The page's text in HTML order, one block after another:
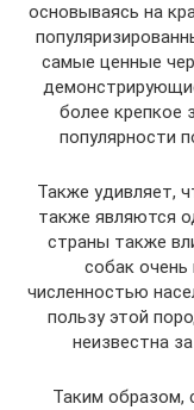
основываясь на
самые ценные
более крепкое
популярности
Также удивляет,
также являются
страны также
собак очень
численностью
пользу этой
неизвестна
Таким образом,